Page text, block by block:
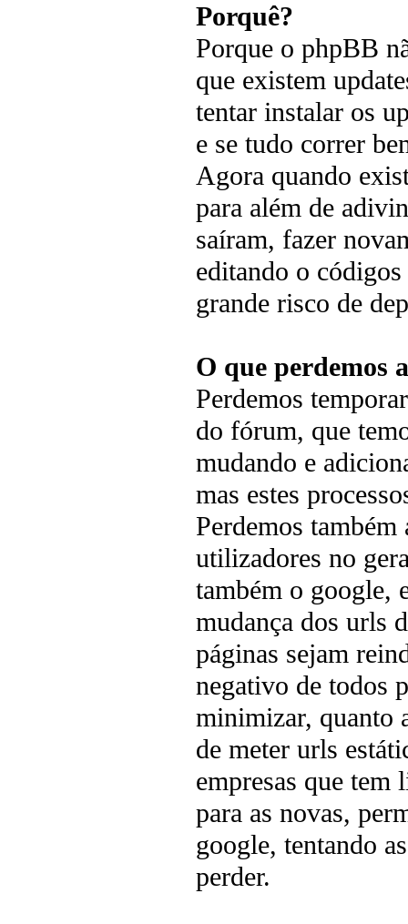
Porquê?
Porque o phpBB
que existem
tentar instalar os
e se tudo correr
Agora quando
para além de
saíram, fazer
editando o
grande risco de
O que perdemos
Perdemos
do fórum, que
mudando e
mas estes
Perdemos
utilizadores no
também o google,
mudança dos urls
páginas sejam
negativo de todos
minimizar, quanto
de meter urls
empresas que tem
para as novas,
google, tentando
perder.